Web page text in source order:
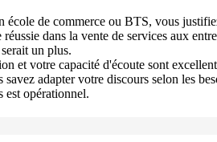
école de commerce ou BTS, vous
dans la vente de services aux
un plus.
et votre capacité d'écoute sont
savez adapter votre discours selon les
est opérationnel.